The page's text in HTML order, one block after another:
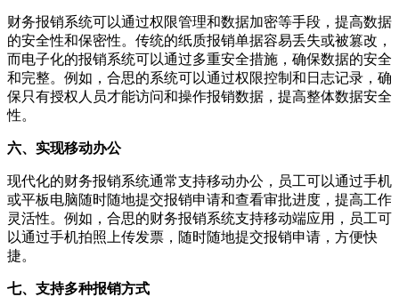
财务报销系统可以通过权限管理和数据加密等手段，提高数据
的安全性和保密性。传统的纸质报销单据容易丢失或被篡改，
而电子化的报销系统可以通过多重安全措施，确保数据的安全
和完整。例如，合思的系统可以通过权限控制和日志记录，确
保只有授权人员才能访问和操作报销数据，提高整体数据安全
性。
六、实现移动办公
现代化的财务报销系统通常支持移动办公，员工可以通过手机
或平板电脑随时随地提交报销申请和查看审批进度，提高工作
灵活性。例如，合思的财务报销系统支持移动端应用，员工可
以通过手机拍照上传发票，随时随地提交报销申请，方便快
捷。
七、支持多种报销方式